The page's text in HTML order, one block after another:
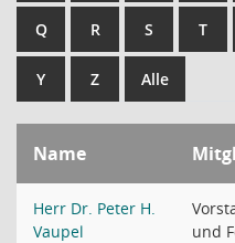
Q R S T
Y Z Alle
Name
Herr Dr. Peter H.
Vaupel
und